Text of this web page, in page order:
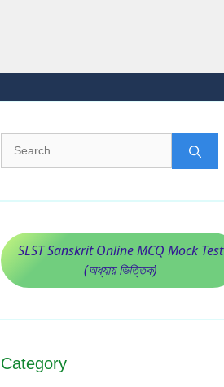
for:
SLST Sanskrit Online MCQ Mock Test
(অধ্যায় ভিত্তিক)
Category